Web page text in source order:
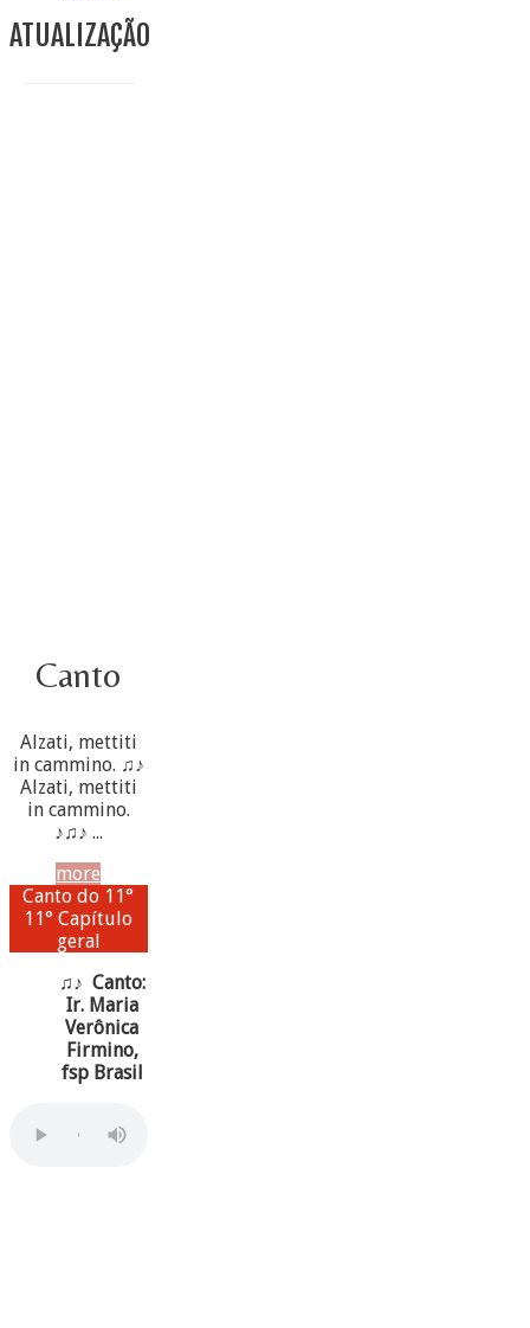
ATUALIZAÇÃO
Canto
Alzati, mettiti
in cammino. ♫♪
Alzati, mettiti
in cammino.
♪♫♪ ...
more
Canto do 11°
11° Capítulo
geral
♫♪ Canto:
Ir. Maria
Verônica
Firmino,
fsp Brasil